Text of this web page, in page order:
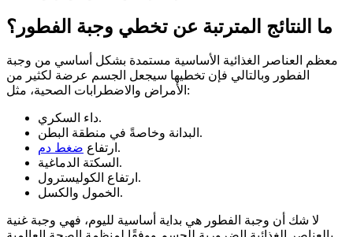
ما النتائج المترتبة عن تخطي وجبة الفطور؟
معظم العناصر الغذائية الأساسية مستمدة بشكل أساسي من وجبة
الفطور وبالتالي فإن تخطيها سيجعل الجسم عرضة لكثير من
الأمراض والاضطرابات الصحية، مثل:
داء السكري.
البدانة وخاصةً في منطقة البطن.
ارتفاع ضغط دم
.
السكتة الدماغية.
ارتفاع الكوليسترول.
الخمول والكسل.
لا شك أن وجبة الفطور هي بداية أساسية لليوم، فهي وجبة غنية